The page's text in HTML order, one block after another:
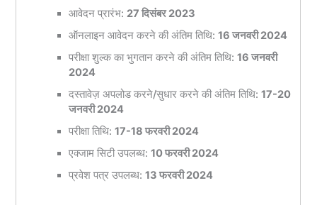
आवेदन प्रारंभ: 27 दिसंबर 2023
ऑनलाइन आवेदन करने की अंतिम तिथि:16 जनवरी 2024
परीक्षा शुल्क का भुगतान करने की अंतिम तिथि:16 जनवरी
2024
दस्तावेज़ अपलोड करने/सुधार करने की अंतिम तिथि:17-20
जनवरी 2024
परीक्षा तिथि:17-18 फरवरी 2024
एक्जाम सिटी उपलब्ध:10 फरवरी 2024
प्रवेश पत्र उपलब्ध:13 फरवरी 2024